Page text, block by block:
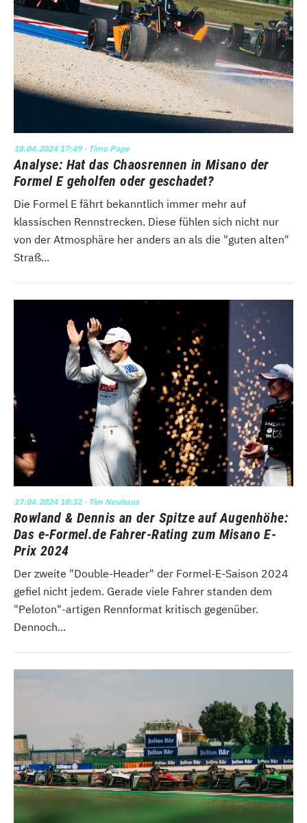
18.04.2024 17:49· Timo Pape
Analyse: Hat das Chaosrennen in Misano der
Formel E geholfen oder geschadet?
Die Formel E fährt bekanntlich immer mehr auf
klassischen Rennstrecken. Diese fühlen sich nicht nur
von der Atmosphäre her anders an als die "guten alten"
Straß...
17.04.2024 18:32· Tim Neuhaus
Rowland & Dennis an der Spitze auf Augenhöhe:
Das e-Formel.de Fahrer-Rating zum Misano E-
Prix 2024
Der zweite "Double-Header" der Formel-E-Saison 2024
gefiel nicht jedem. Gerade viele Fahrer standen dem
"Peloton"-artigen Rennformat kritisch gegenüber.
Dennoch...